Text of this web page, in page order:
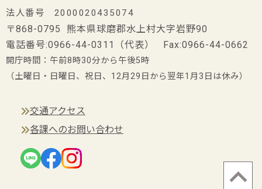
法人番号 2000020435074
〒868-0795 熊本県球磨郡水上村大字岩野90
電話番号:0966-44-0311 （代表） Fax:0966-44-0662
開庁時間：午前8時30分から午後5時
（土曜日・日曜日、祝日、12月29日から翌年1月3日は休み）
交通アクセス
各課へのお問い合わせ